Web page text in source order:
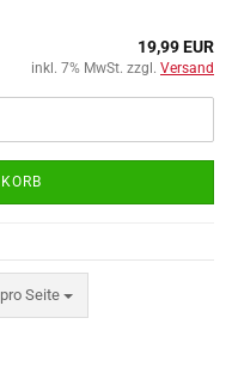
19,99 EUR
inkl. 7% MwSt. zzgl. Versand
Seite